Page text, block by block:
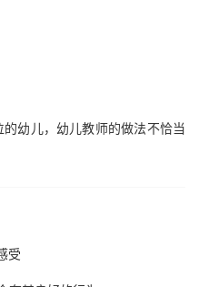
幼儿，幼儿教师的做法不恰当
受